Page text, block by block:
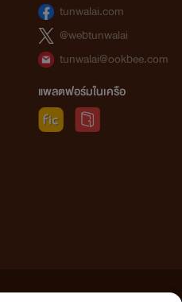
tunwalai.com
@webtunwalai
tunwalai@ookbee.com
แพลตฟอร์มในเครือ